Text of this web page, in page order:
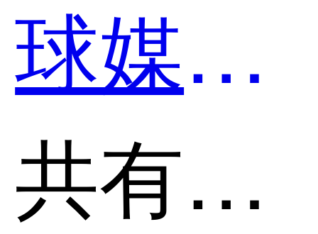
球媒体
公关和
共有分类：出海营销